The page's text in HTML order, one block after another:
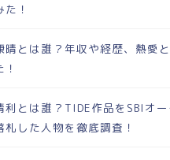
！
晴とは誰？年収や経歴、熱愛
利とは誰？TIDE作品をSBIオ
札した人物を徹底調査！